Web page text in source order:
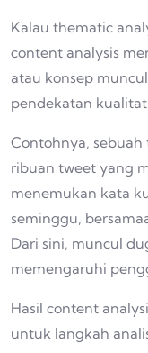
Kalau thematic
content analysis
atau konsep
pendekatan
Contohnya,
ribuan tweet yang
menemukan kata
seminggu,
Dari sini, muncul
memengaruhi
Hasil content
untuk langkah